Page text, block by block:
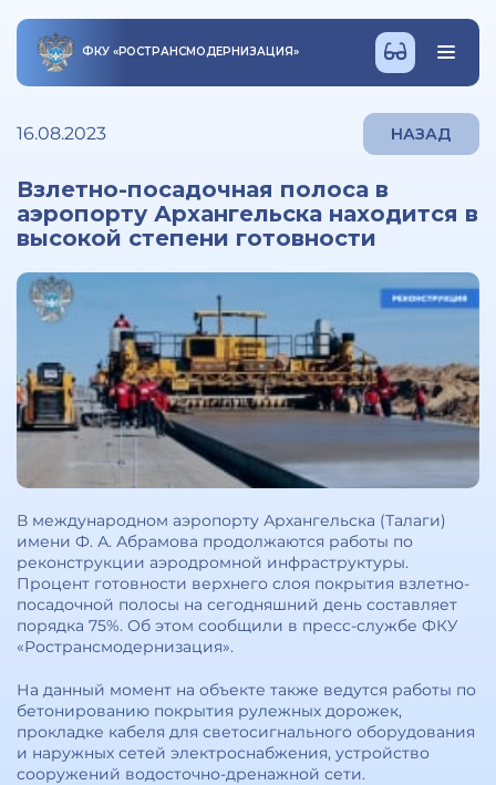
ФКУ «РОСТРАНСМОДЕРНИЗАЦИЯ»
16.08.2023 НАЗАД
Взлетно-посадочная полоса в
аэропорту Архангельска находится в
высокой степени готовности
В международном аэропорту Архангельска (Талаги)
имени Ф. А. Абрамова продолжаются работы по
реконструкции аэродромной инфраструктуры.
Процент готовности верхнего слоя покрытия взлетно-
посадочной полосы на сегодняшний день составляет
порядка 75%. Об этом сообщили в пресс-службе ФКУ
«Ространсмодернизация».
На данный момент на объекте также ведутся работы по
бетонированию покрытия рулежных дорожек,
прокладке кабеля для светосигнального оборудования
и наружных сетей электроснабжения, устройство
сооружений водосточно-дренажной сети.